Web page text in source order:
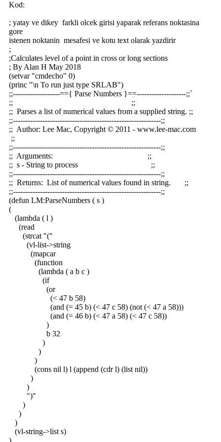
Kod:
; yatay ve dikey farkli olcek girisi yaparak referans noktasina
gore
istenen noktanin mesafesi ve kotu text olarak yazdirir
;
;Calculates level of a point in cross or long sections
; By Alan H May 2018
(setvar "cmdecho" 0)
(princ "\n To run just type SRLAB")
;;-------------------=={ Parse Numbers }==--------------------;;`
;; ;;
;; Parses a list of numerical values from a supplied string. ;;
;;------------------------------------------------------------;;
;; Author: Lee Mac, Copyright © 2011 - www.lee-mac.com
;;
;;------------------------------------------------------------;;
;; Arguments: ;;
;; s - String to process ;;
;;------------------------------------------------------------;;
;; Returns: List of numerical values found in string. ;;
;;------------------------------------------------------------;;
(defun LM:ParseNumbers ( s )
(
(lambda ( l )
(read
(strcat "("
(vl-list->string
(mapcar
(function
(lambda ( a b c )
(if
(or
(< 47 b 58)
(and (= 45 b) (< 47 c 58) (not (< 47 a 58)))
(and (= 46 b) (< 47 a 58) (< 47 c 58))
)
b 32
)
)
)
(cons nil l) l (append (cdr l) (list nil))
)
)
")"
)
)
)
(vl-string->list s)
)